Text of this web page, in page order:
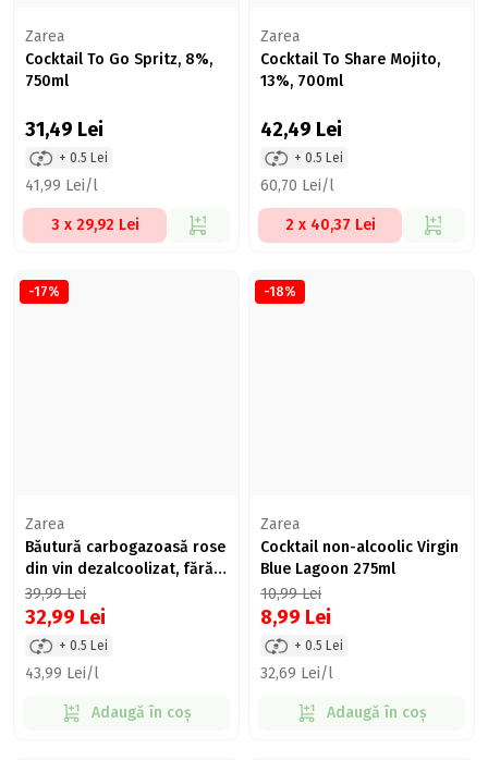
Zarea
Cocktail To Go Spritz, 8%,
750ml
31,49 Lei
+ 0.5 Lei
41,99 Lei/l
3 x 29,92 Lei
Zarea
Cocktail To Share Mojito,
13%, 700ml
42,49 Lei
+ 0.5 Lei
60,70 Lei/l
2 x 40,37 Lei
-17%
Zarea
Băutură carbogazoasă rose
din vin dezalcoolizat, fără
alcool 750ml
39,99Lei
32,99 Lei
+ 0.5 Lei
43,99 Lei/l
Adaugă în coș
-18%
Zarea
Cocktail non-alcoolic Virgin
Blue Lagoon 275ml
10,99Lei
8,99 Lei
+ 0.5 Lei
32,69 Lei/l
Adaugă în coș